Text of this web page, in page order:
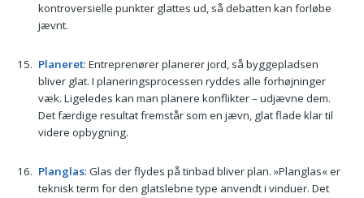
kontroversielle punkter glattes ud, så debatten kan forløbe
jævnt.
Planeret: Entreprenører planerer jord, så byggepladsen
bliver glat. I planeringsprocessen ryddes alle forhøjninger
væk. Ligeledes kan man planere konflikter – udjævne dem.
Det færdige resultat fremstår som en jævn, glat flade klar til
videre opbygning.
Planglas: Glas der flydes på tinbad bliver plan. »Planglas« er
teknisk term for den glatslebne type anvendt i vinduer. Det